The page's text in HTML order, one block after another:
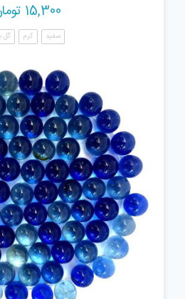
15,300
سفید کرم گل